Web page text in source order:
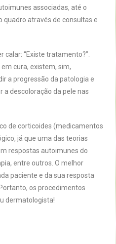
associadas, até o
através de consultas e
calar: “Existe tratamento?”.
cura, existem, sim,
a progressão da patologia e
a descoloração da pele nas
de corticoides (medicamentos
já que uma das teorias
respostas autoimunes do
entre outros. O melhor
paciente e da sua resposta
os procedimentos
dermatologista!